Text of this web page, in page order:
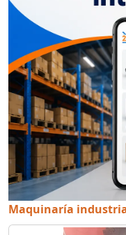
Maquinaría